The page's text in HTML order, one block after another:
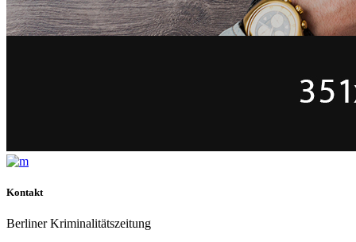
Kontakt
Berliner Kriminalitätszeitung